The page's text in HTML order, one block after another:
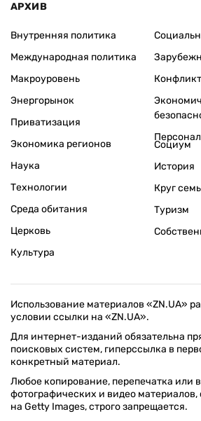
АРХИВ
Внутренняя политика
Международная политика
Макроуровень
Энергорынок
Приватизация
Экономика регионов
Наука
Технологии
Среда обитания
Церковь
Культура
Социум
История
Круг
Туризм
Использование материалов «ZN.UA»
условии ссылки на «ZN.UA».
Для интернет-изданий обязательна
поисковых систем, гиперссылка в
конкретный материал.
Любое копирование, перепечатка или
фотографических и видео
на Getty Images, строго запрещается.